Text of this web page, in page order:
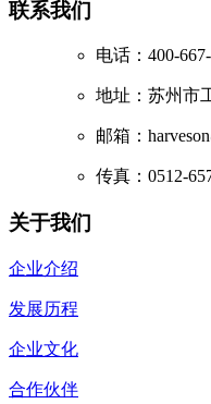
联系我们
电话：400-
地址：苏州市
邮箱：
传真：0512-
关于我们
企业介绍
发展历程
企业文化
合作伙伴